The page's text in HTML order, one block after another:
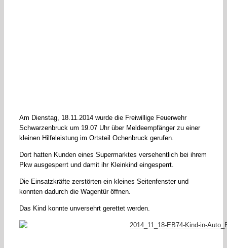
Am Dienstag, 18.11.2014 wurde die Freiwillige Feuerwehr
Schwarzenbruck um 19.07 Uhr über Meldeempfänger zu einer
kleinen Hilfeleistung im Ortsteil Ochenbruck gerufen.
Dort hatten Kunden eines Supermarktes versehentlich bei ihrem
Pkw ausgesperrt und damit ihr Kleinkind eingesperrt.
Die Einsatzkräfte zerstörten ein kleines Seitenfenster und
konnten dadurch die Wagentür öffnen.
Das Kind konnte unversehrt gerettet werden.